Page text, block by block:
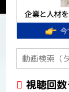
視聴回